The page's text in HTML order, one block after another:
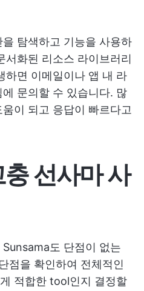
탐색하고 기능을 사용하
서화된 리소스 라이브러리
하면 이메일이나 앱 내 라
문의할 수 있습니다. 많
이 되고 응답이 빠르다고
충선사마사
도 단점이 없는
점을 확인하여 전체적인
적합한 tool인지 결정할